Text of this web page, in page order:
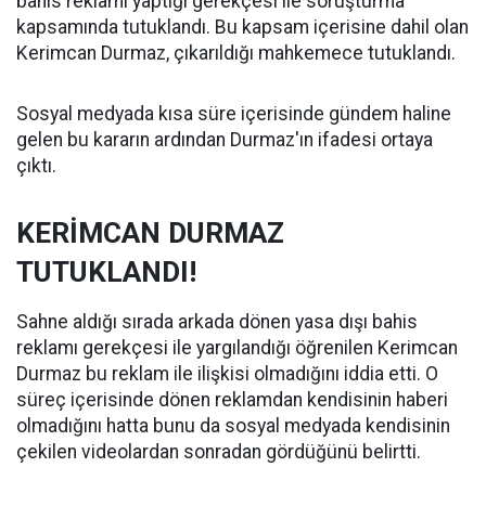
kapsamında tutuklandı. Bu kapsam içerisine dahil olan
Kerimcan Durmaz, çıkarıldığı mahkemece tutuklandı.
Sosyal medyada kısa süre içerisinde gündem haline
gelen bu kararın ardından Durmaz'ın ifadesi ortaya
çıktı.
KERİMCAN DURMAZ
TUTUKLANDI!
Sahne aldığı sırada arkada dönen yasa dışı bahis
reklamı gerekçesi ile yargılandığı öğrenilen Kerimcan
Durmaz bu reklam ile ilişkisi olmadığını iddia etti. O
süreç içerisinde dönen reklamdan kendisinin haberi
olmadığını hatta bunu da sosyal medyada kendisinin
çekilen videolardan sonradan gördüğünü belirtti.